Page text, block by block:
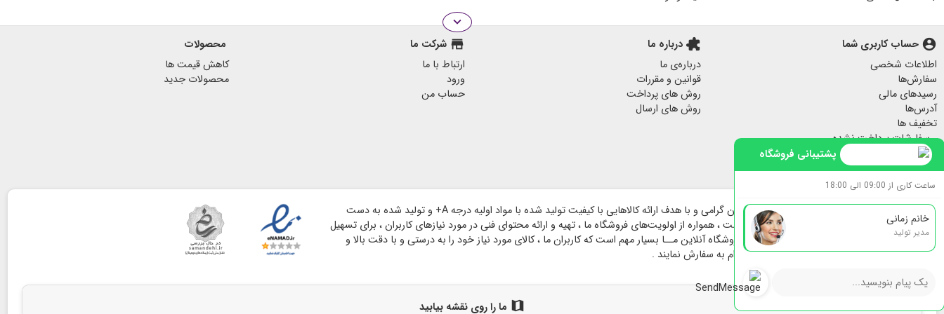
هدایای مناسبتی
آباژور چوبی رومیزی
پاف مبل
جا کلیدی دیواری
پرده مخمل
لیوان ماگ
لیوان و ماگ
سرامیکی
فیلم داستان مفاخر
expand_more
account_circle حساب کاربری شما
اطلاعات شخصی
سفارش‌ها
رسیدهای مالی
آدرس‌ها
تخفیف ها
سفارشات پرداخت نشده
هشدارهای من
extension درباره ما
درباره‌ی ما
قوانین و مقررات
روش های پرداخت
روش های ارسال
store شرکت ما
ارتباط با ما
ورود
حساب من
محصولات
کاهش قیمت ها
محصولات جدید
پشتیبانی فروشگاه
ساعت کاری از 09:00 الی 18:00
خانم زمانی
مدیر تولید
وبسایت گروه هنری شاخه بر پایه اعتماد مشتریان گرامی و با هدف ارائه کالاهایی با کیفیت تولید شده با مواد اولیه درجه A+ و تولید شده به دست
هنرمندان پارسی تاسیس و راه اندازی گردیده است ، همواره از اولویت‌های فروشگاه ما ، تهیه و ارائه محتوای فنی در مورد نیازهای کاربران ، برای تسهیل
در فرایند پیش و حین خرید بوده است ؛ برای فروشگاه آنلاین مــا بسیار مهم است که کاربران ما ، کالای مورد نیاز خود را به درستی و با دقت بالا و
بیشترین سهولت انتخاب و با خیالی آسوده اقدام به سفارش نمایند .
map ما را روی نقشه بیابید